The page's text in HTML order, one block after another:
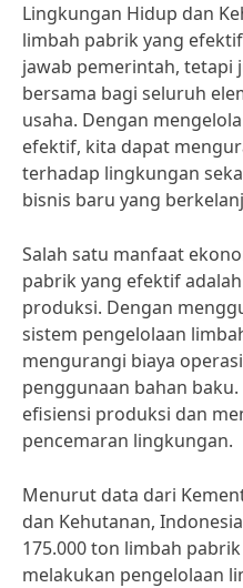
Lingkungan Hidup dan
limbah pabrik yang
jawab pemerintah, tetapi
bersama bagi seluruh
usaha. Dengan
efektif, kita dapat
terhadap lingkungan
bisnis baru yang
Salah satu manfaat
pabrik yang efektif
produksi. Dengan
sistem pengelolaan
mengurangi biaya
penggunaan bahan
efisiensi produksi dan
pencemaran lingkungan.
Menurut data dari
dan Kehutanan,
175.000 ton limbah
melakukan pengelolaan